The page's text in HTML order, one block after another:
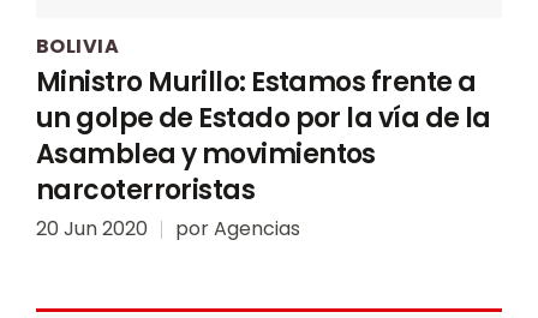
BOLIVIA
Ministro Murillo: Estamos frente a
un golpe de Estado por la vía de la
Asamblea y movimientos
narcoterroristas
20 Jun 2020 porAgencias